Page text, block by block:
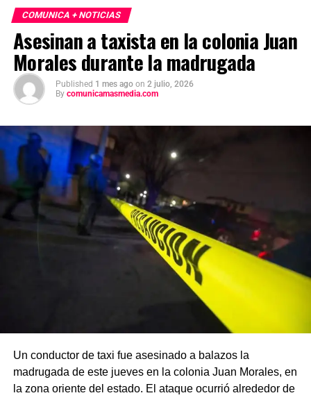
Forense realizó el levantamiento del cuerpo e inició la
carpeta de investigación correspondiente para esclarecer
este homicidio.
COMUNICA + NOTICIAS
Asesinan a taxista en la colonia Juan
Morales durante la madrugada
Published 1 mes ago on 2 julio, 2026
By comunicamasmedia.com
Un conductor de taxi fue asesinado a balazos la
madrugada de este jueves en la colonia Juan Morales, en
la zona oriente del estado. El ataque ocurrió alrededor de